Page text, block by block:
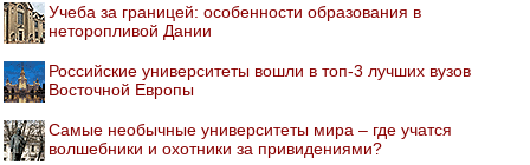
Учеба за границей: особенности образования в
неторопливой Дании
Российские университеты вошли в топ-3 лучших вузов
Восточной Европы
Самые необычные университеты мира – где учатся
волшебники и охотники за привидениями?